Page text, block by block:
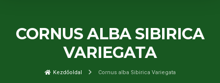
CORNUS ALBA SIBIRICA
VARIEGATA
Kezdőoldal Cornus alba Sibirica Variegata